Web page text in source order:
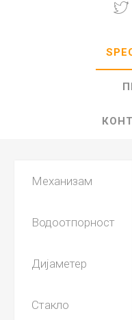
Механизам
Водоотпорност
Дијаметер
Стакло